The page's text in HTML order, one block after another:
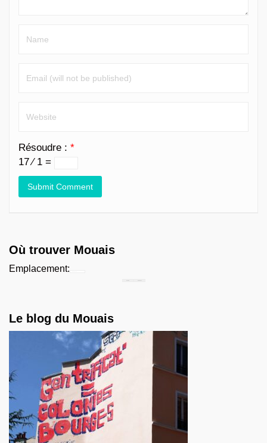
Résoudre : *
17 ⁄ 1 =
Où trouver Mouais
Emplacement:
Le blog du Mouais